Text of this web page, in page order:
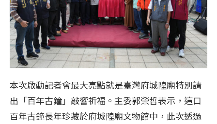
本次啟動記者會最大亮點就是臺灣府城隍廟特別請
出「百年古鐘」敲響祈福。主委郭榮哲表示，這口
百年古鐘長年珍藏於府城隍廟文物館中，此次透過